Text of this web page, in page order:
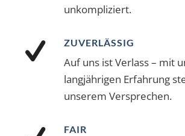
unkompliziert.
ZUVERLÄSSIG
Auf uns ist Verlass – mit
langjährigen Erfahrung
unserem Versprechen.
FAIR